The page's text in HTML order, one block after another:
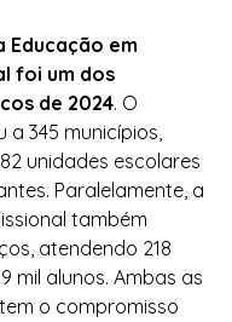
Educação em
foi um dos
de 2024. O
a 345 municípios,
unidades escolares
Paralelamente, a
também
atendendo 218
mil alunos. Ambas as
o compromisso